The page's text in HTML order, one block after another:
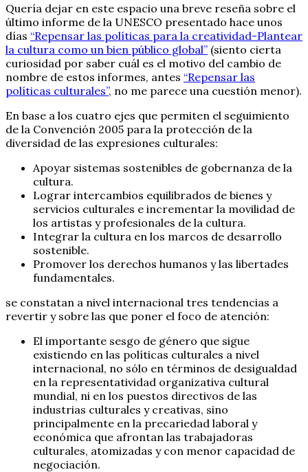
Quería dejar en este espacio una breve reseña sobre el
último informe de la UNESCO presentado hace unos
días “Repensar las políticas para la creatividad-Plantear
la cultura como un bien público global” (siento cierta
curiosidad por saber cuál es el motivo del cambio de
nombre de estos informes, antes “Repensar las
políticas culturales”, no me parece una cuestión menor).
En base a los cuatro ejes que permiten el seguimiento
de la Convención 2005 para la protección de la
diversidad de las expresiones culturales:
Apoyar sistemas sostenibles de gobernanza de la
cultura.
Lograr intercambios equilibrados de bienes y
servicios culturales e incrementar la movilidad de
los artistas y profesionales de la cultura.
Integrar la cultura en los marcos de desarrollo
sostenible.
Promover los derechos humanos y las libertades
fundamentales.
se constatan a nivel internacional tres tendencias a
revertir y sobre las que poner el foco de atención:
El importante sesgo de género que sigue
existiendo en las políticas culturales a nivel
internacional, no sólo en términos de desigualdad
en la representatividad organizativa cultural
mundial, ni en los puestos directivos de las
industrias culturales y creativas, sino
principalmente en la precariedad laboral y
económica que afrontan las trabajadoras
culturales, atomizadas y con menor capacidad de
negociación.